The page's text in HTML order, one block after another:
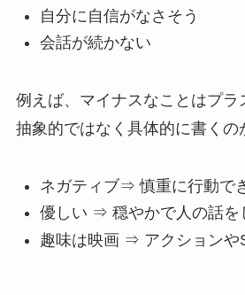
自分に自信がなさそう
会話が続かない
例えば、マイナスなことはプラ
抽象的ではなく具体的に書くの
ネガティブ⇒ 慎重に行動で
優しい ⇒ 穏やかで人の話を
趣味は映画 ⇒ アクションや